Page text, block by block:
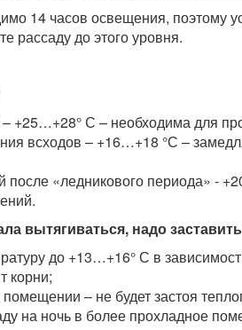
14 часов освещения, поэтому
рассаду до этого уровня.
+25…+28° С – необходима для
всходов – +16…+18 °С –
после «ледникового периода» -
вытягиваться, надо
до +13…+16° С в
корни;
– не будет застоя
на ночь в более прохладное